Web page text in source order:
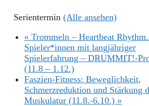
Serientermin (Alle ansehen)
« Trommeln – Heartbeat
Spieler*innen mit langjähriger
Spielerfahrung – DRUMMIT!-
(11.8 – 1.12.)
Faszien-Fitness: Beweglichkeit,
Schmerzreduktion und Stärkung
Muskulatur (11.8.-6.10.) »